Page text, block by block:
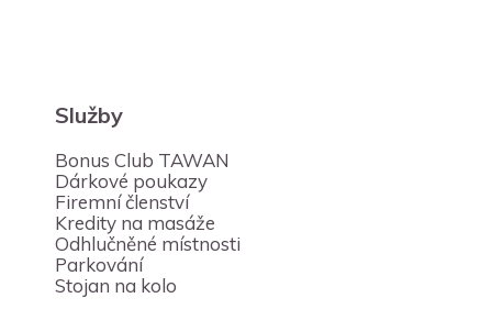
Služby
Bonus Club TAWAN
Dárkové poukazy
Firemní členství
Kredity na masáže
Odhlučněné místnosti
Parkování
Stojan na kolo